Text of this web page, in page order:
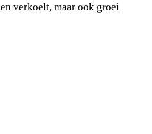
verkoelt, maar ook groei